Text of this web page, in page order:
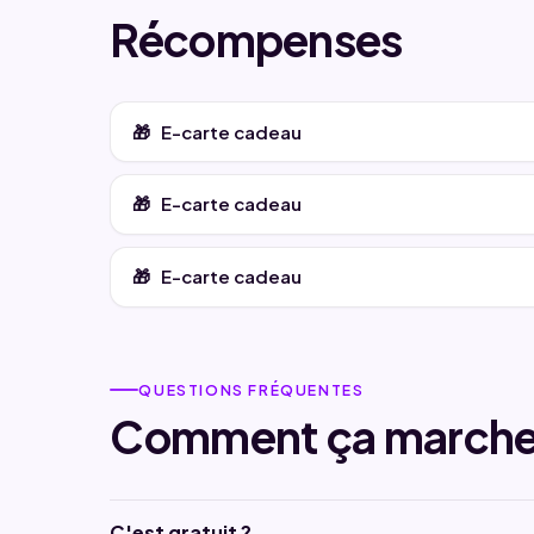
Récompenses
E-carte cadeau
E-carte cadeau
E-carte cadeau
QUESTIONS FRÉQUENTES
Comment ça